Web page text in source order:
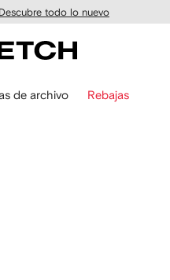
Descubre todo lo nuevo
de archivo Rebajas